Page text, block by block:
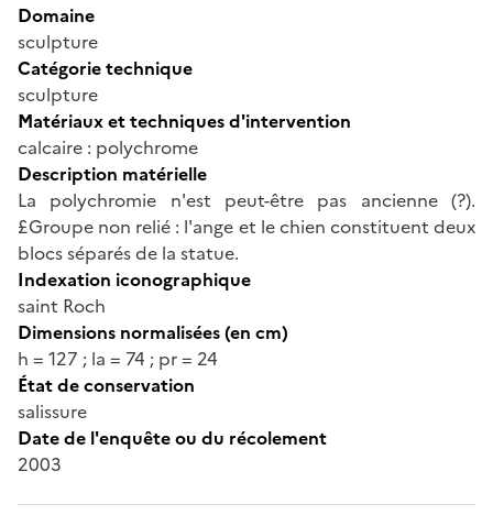
Domaine
sculpture
Catégorie technique
sculpture
Matériaux et techniques d'intervention
calcaire : polychrome
Description matérielle
La polychromie n'est peut-être pas ancienne (?).
£Groupe non relié : l'ange et le chien constituent deux
blocs séparés de la statue.
Indexation iconographique
saint Roch
Dimensions normalisées (en cm)
h = 127 ; la = 74 ; pr = 24
État de conservation
salissure
Date de l'enquête ou du récolement
2003